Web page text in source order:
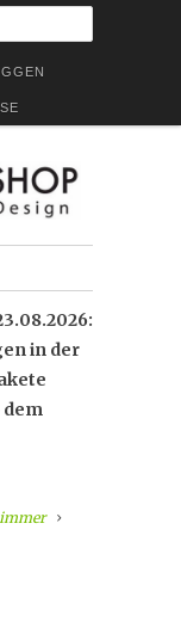
in der
dem